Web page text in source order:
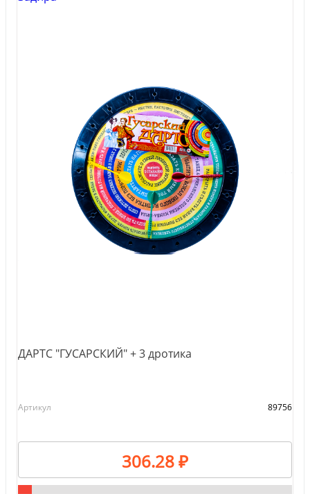
ДАРТС "ГУСАРСКИЙ" + 3 дротика
Артикул 89756
306.28 ₽